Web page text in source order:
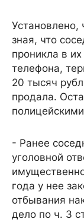
зная, что
проникла в
телефона,
20 тысяч
продала.
- Ранее
уголовной
года у нее
отбывания
дело по ч. 3